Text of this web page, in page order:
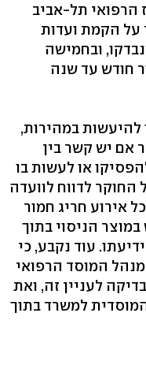
הרפואי תל-אביב
על הקמת ועדות
ובחמישה
חודש עד שנה
להיעשות במהירות,
אם יש קשר בין
או לעשות בו
החוקר לדווח לוועדה
אירוע חריג חמור
הניסוי בתוך
עוד נקבע, כי
המוסד הרפואי
לעניין זה, ואת
למשרד בתוך